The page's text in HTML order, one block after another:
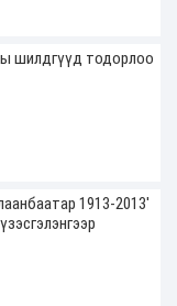
шилдгүүд тодорлоо
1913-2013'